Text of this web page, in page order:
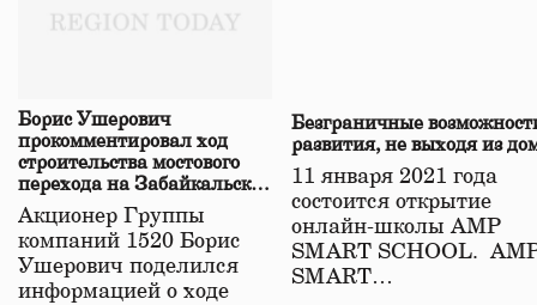
Борис Ушерович
прокомментировал ход
строительства мостового
перехода на Забайкальской
железной дороге
Акционер Группы
компаний 1520 Борис
Ушерович поделился
информацией о ходе
Безграничные
развития, не выходя из
11 января 2021 года
состоится открытие
онлайн-школы АМР
SMART SCHOOL.
SMART…